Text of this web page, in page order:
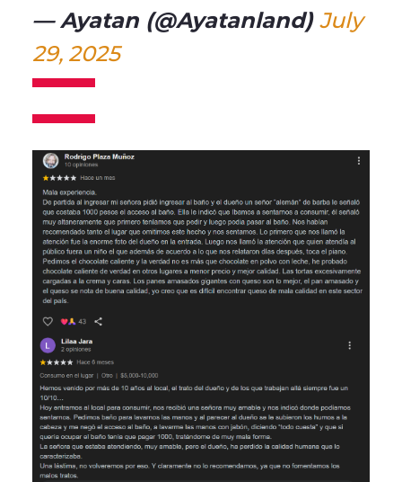
— Ayatan (@Ayatanland)July
29, 2025